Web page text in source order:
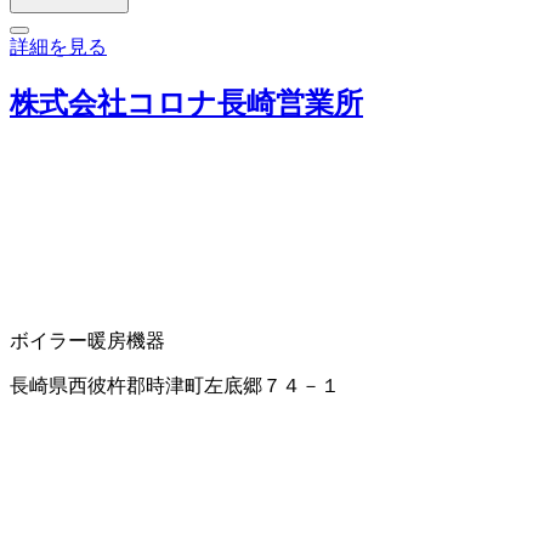
詳細を見る
株式会社コロナ長崎営業所
ボイラー暖房機器
長崎県西彼杵郡時津町左底郷７４－１